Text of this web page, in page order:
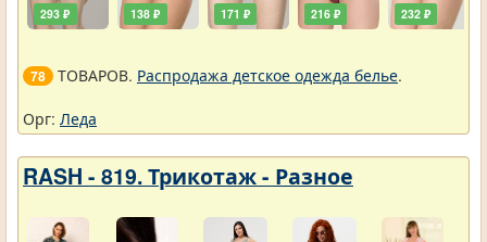
293 ₽ 138 ₽ 171 ₽ 216 ₽ 232 ₽
78 ТОВАРОВ. Распродажа детское одежда белье.
Орг: Леда
RASH - 819. Трикотаж - Разное